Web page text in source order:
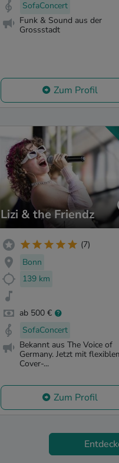
SofaConcert
Funk & Sound aus der
Grossstadt
Zum Profil
Lizi & the Friendz
(7)
Bonn
139 km
ab 500 €
SofaConcert
Bekannt aus The Voice of
Germany. Jetzt mit
Cover-...
Zum Profil